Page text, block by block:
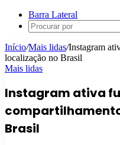
Barra Lateral
Início/Mais lidas/Instagram
localização no Brasil
Mais lidas
Instagram ativa
Brasil